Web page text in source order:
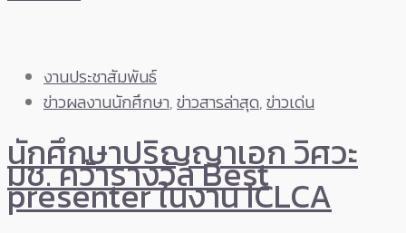
งานประชาสัมพันธ์
ข่าวผลงานนักศึกษา,ข่าวสารล่าสุด,ข่าวเด่น
นักศึกษาปริญญาเอก วิศวะ
มช. คว้ารางวัล Best
presenter ในงาน ICLCA